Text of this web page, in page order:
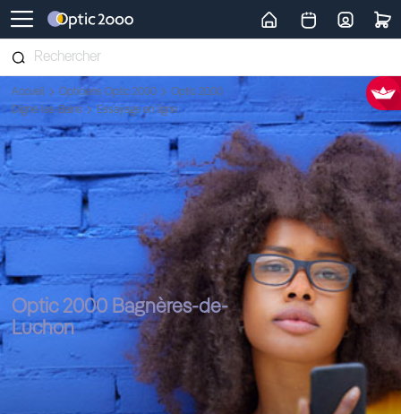
Retour vers la page d'accueil
Accueil Opticiens Optic 2000
Optic 2000
Digne-les-Bains
Essayage en ligne
Optic 2000 Bagnères-de-
Luchon